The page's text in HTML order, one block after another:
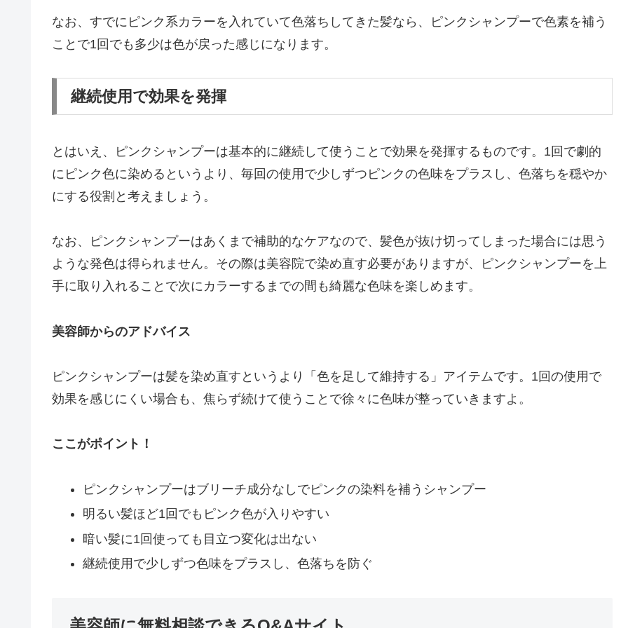
なお、すでにピンク系カラーを入れていて色落ちしてきた髪なら、ピンクシャンプーで色素を補う
ことで1回でも多少は色が戻った感じになります。
継続使用で効果を発揮
とはいえ、ピンクシャンプーは基本的に継続して使うことで効果を発揮するものです。1回で劇的
にピンク色に染めるというより、毎回の使用で少しずつピンクの色味をプラスし、色落ちを穏やか
にする役割と考えましょう。
なお、ピンクシャンプーはあくまで補助的なケアなので、髪色が抜け切ってしまった場合には思う
ような発色は得られません。その際は美容院で染め直す必要がありますが、ピンクシャンプーを上
手に取り入れることで次にカラーするまでの間も綺麗な色味を楽しめます。
美容師からのアドバイス
ピンクシャンプーは髪を染め直すというより「色を足して維持する」アイテムです。1回の使用で
効果を感じにくい場合も、焦らず続けて使うことで徐々に色味が整っていきますよ。
ここがポイント！
ピンクシャンプーはブリーチ成分なしでピンクの染料を補うシャンプー
明るい髪ほど1回でもピンク色が入りやすい
暗い髪に1回使っても目立つ変化は出ない
継続使用で少しずつ色味をプラスし、色落ちを防ぐ